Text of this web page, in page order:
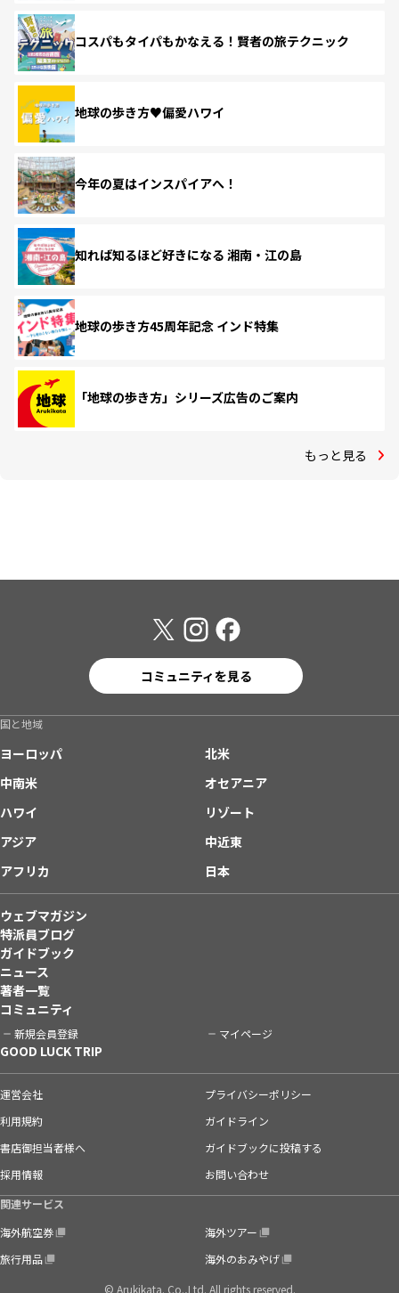
コスパもタイパもかなえる！賢者の旅テクニック
地球の歩き方♥偏愛ハワイ
今年の夏はインスパイアへ！
知れば知るほど好きになる 湘南・江の島
地球の歩き方45周年記念 インド特集
「地球の歩き方」シリーズ広告のご案内
もっと見る
コミュニティを見る
国と地域
ヨーロッパ
北米
中南米
オセアニア
ハワイ
リゾート
アジア
中近東
アフリカ
日本
ウェブマガジン
特派員ブログ
ガイドブック
ニュース
著者一覧
コミュニティ
新規会員登録 マイページ
GOOD LUCK TRIP
運営会社
プライバシーポリシー
利用規約
ガイドライン
書店御担当者様へ
ガイドブックに投稿する
採用情報
お問い合わせ
関連サービス
海外航空券
海外ツアー
旅行用品
海外のおみやげ
© Arukikata. Co.,Ltd. All rights reserved.